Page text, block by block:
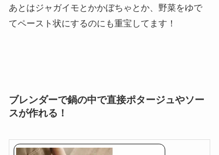
あとはジャガイモとかかぼちゃとか、野菜をゆで
てペースト状にするのにも重宝してます！
ブレンダーで鍋の中で直接ポタージュやソー
スが作れる！